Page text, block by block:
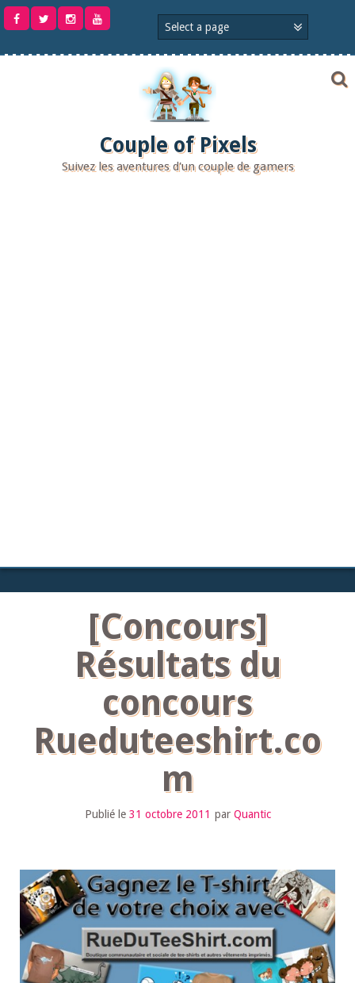
Aller
Couple of Pixels
Suivez les aventures d'un couple de gamers
[Concours]
Résultats du
concours
Rueduteeshirt.co
m
Publié le 31 octobre 2011 par Quantic